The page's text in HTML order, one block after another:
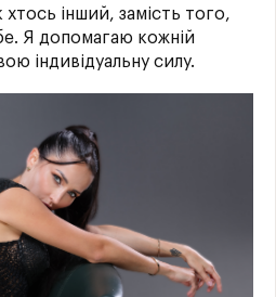
інший, замість того,
Я допомагаю кожній
індивідуальну силу.